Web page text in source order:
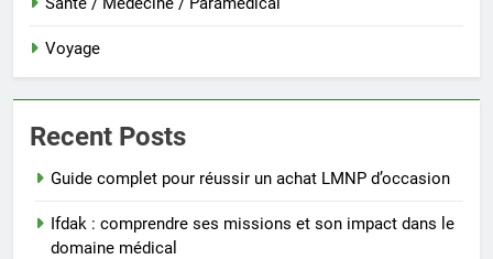
Voyage
Recent Posts
Guide complet pour réussir un achat LMNP d’occasion
Ifdak : comprendre ses missions et son impact dans le
domaine médical